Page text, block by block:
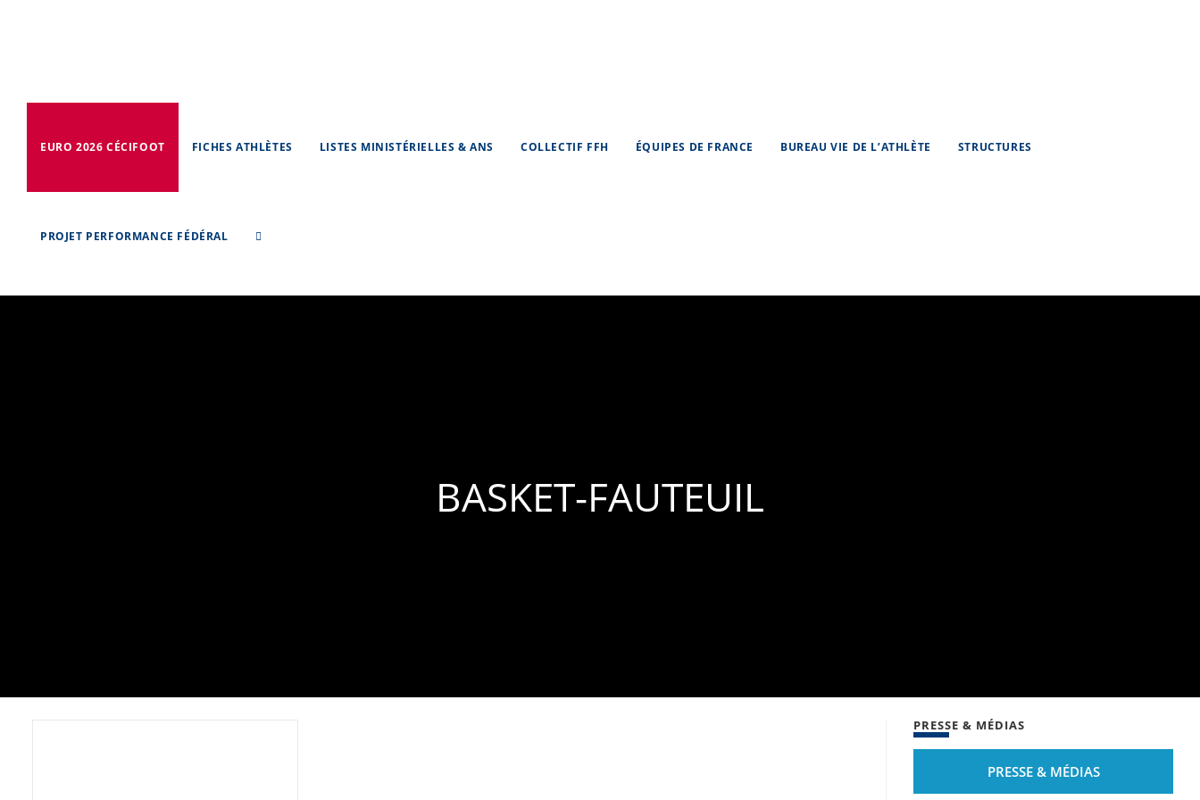
EURO 2026 CÉCIFOOT FICHES ATHLÈTES LISTES MINISTÉRIELLES & ANS COLLECTIF FFH ÉQUIPES DE FRANCE BUREAU VIE DE L’ATHLÈTE STRUCTURES
PROJET PERFORMANCE FÉDÉRAL
BASKET-FAUTEUIL
PRESSE & MÉDIAS
PRESSE & MÉDIAS